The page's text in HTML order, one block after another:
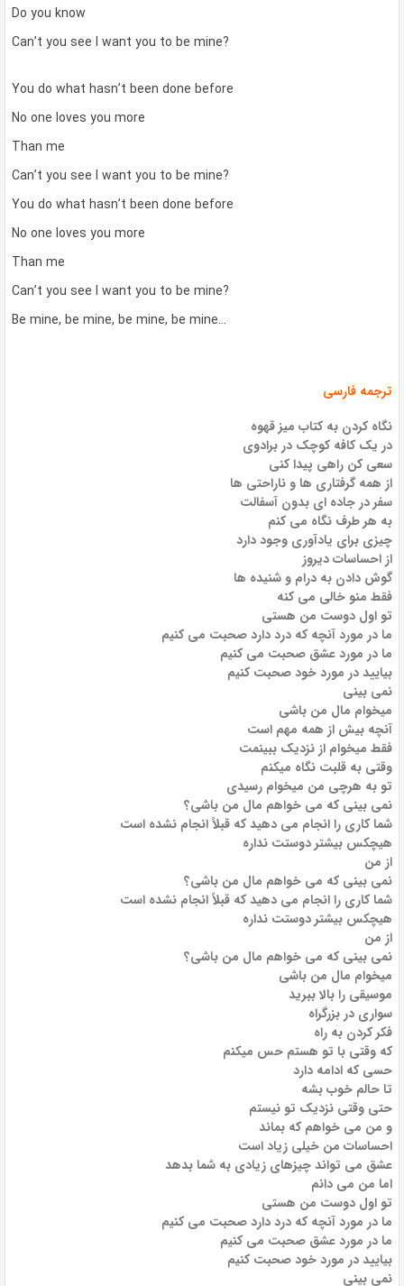
Do you know
Can’t you see I want you to be mine?
You do what hasn’t been done before
No one loves you more
Than me
Can’t you see I want you to be mine?
You do what hasn’t been done before
No one loves you more
Than me
Can’t you see I want you to be mine?
Be mine, be mine, be mine, be mine…
ترجمه فارسی
نگاه کردن به کتاب میز قهوه
در یک کافه کوچک در برادوی
سعی کن راهی پیدا کنی
از همه گرفتاری ها و ناراحتی ها
سفر در جاده ای بدون آسفالت
به هر طرف نگاه می کنم
چیزی برای یادآوری وجود دارد
از احساسات دیروز
گوش دادن به درام و شنیده ها
فقط منو خالی می کنه
تو اول دوست من هستی
ما در مورد آنچه که درد دارد صحبت می کنیم
ما در مورد عشق صحبت می کنیم
بیایید در مورد خود صحبت کنیم
نمی بینی
میخوام مال من باشی
آنچه بیش از همه مهم است
فقط میخوام از نزدیک ببینمت
وقتی به قلبت نگاه میکنم
تو به هرچی من میخوام رسیدی
نمی بینی که می خواهم مال من باشی؟
شما کاری را انجام می دهید که قبلاً انجام نشده است
هیچکس بیشتر دوستت نداره
از من
نمی بینی که می خواهم مال من باشی؟
شما کاری را انجام می دهید که قبلاً انجام نشده است
هیچکس بیشتر دوستت نداره
از من
نمی بینی که می خواهم مال من باشی؟
میخوام مال من باشی
موسیقی را بالا ببرید
سواری در بزرگراه
فکر کردن به راه
که وقتی با تو هستم حس میکنم
حسی که ادامه دارد
تا حالم خوب بشه
حتی وقتی نزدیک تو نیستم
و من می خواهم که بماند
احساسات من خیلی زیاد است
عشق می تواند چیزهای زیادی به شما بدهد
اما من می دانم
تو اول دوست من هستی
ما در مورد آنچه که درد دارد صحبت می کنیم
ما در مورد عشق صحبت می کنیم
بیایید در مورد خود صحبت کنیم
نمی بینی